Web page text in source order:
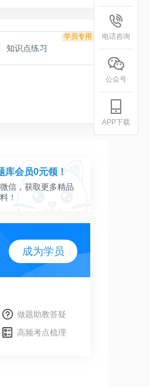
学员专用
知识点练习
库会员0元领！
信，获取更多精品
！
成为学员
做题助教答疑
高频考点梳理
电话咨询
公众号
APP下载